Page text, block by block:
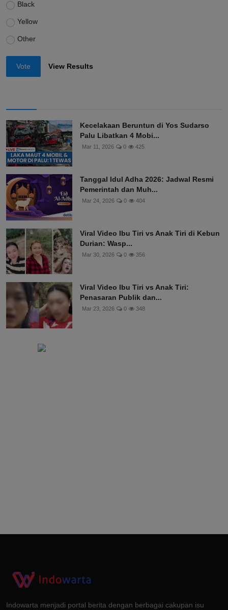
Black
Yellow
Other
Vote View Results
Kecelakaan Beruntun di Yos Sudarso
Palu Libatkan 4 Mobi...
Mar 11, 2026 0 425
Tanggal Idul Adha 2026: Jadwal Resmi
Pemerintah dan Muh...
Mar 24, 2026 0 404
Viral Video Ibu Tiri vs Anak Tiri di Kebun
Durian: Wasp...
Mar 30, 2026 0 356
Viral Video Ibu Tiri vs Anak Tiri:
Penasaran Publik dan...
Mar 23, 2026 0 348
Indowarta menjadi portal berita dengan berbagai cakupan isu